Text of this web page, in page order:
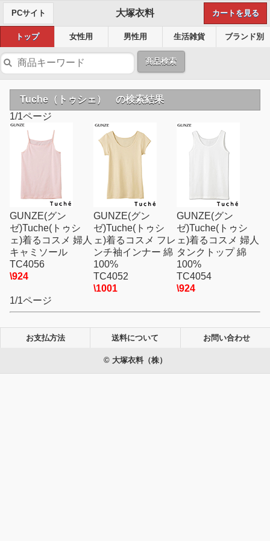
PCサイト 大塚衣料 カートを見る
トップ 女性用 男性用 生活雑貨 ブランド別
商品検索
Tuche（トゥシェ） の検索結果
1/1ページ
GUNZE(グン
ゼ)Tuche(トゥシ
ェ)着るコスメ 婦人
キャミソール
TC4056
\924
GUNZE(グン
ゼ)Tuche(トゥシ
ェ)着るコスメ フレ
ンチ袖インナー 綿
100%
TC4052
\1001
GUNZE(グン
ゼ)Tuche(トゥシ
ェ)着るコスメ 婦人
タンクトップ 綿
100%
TC4054
\924
1/1ページ
お支払方法 送料について お問い合わせ
© 大塚衣料（株）